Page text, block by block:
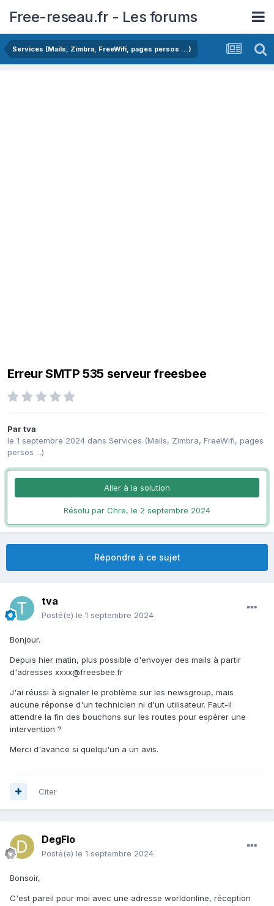
Free-reseau.fr - Les forums
Services (Mails, Zimbra, FreeWifi, pages persos ...)
Erreur SMTP 535 serveur freesbee
Partva
le 1 septembre 2024 dans Services (Mails, Zimbra, FreeWifi, pages
persos ...)
Aller à la solution
Résolu par Chre, le 2 septembre 2024
Répondre à ce sujet
tva
Posté(e) le 1 septembre 2024
Bonjour.
Depuis hier matin, plus possible d'envoyer des mails à partir
d'adresses xxxx@freesbee.fr
J'ai réussi à signaler le problème sur les newsgroup, mais
aucune réponse d'un technicien ni d'un utilisateur. Faut-il
attendre la fin des bouchons sur les routes pour espérer une
intervention ?
Merci d'avance si quelqu'un a un avis.
Citer
DegFlo
Posté(e) le 1 septembre 2024
Bonsoir,
C'est pareil pour moi avec une adresse worldonline, réception